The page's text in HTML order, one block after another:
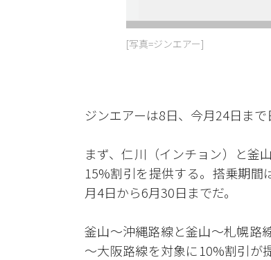
[写真=ジンエアー]
ジンエアーは8日、今月24日ま
まず、仁川（インチョン）と釜
15%割引を提供する。搭乗期
月4日から6月30日までだ。
釜山～沖縄路線と釜山～札幌路
～大阪路線を対象に10%割引が